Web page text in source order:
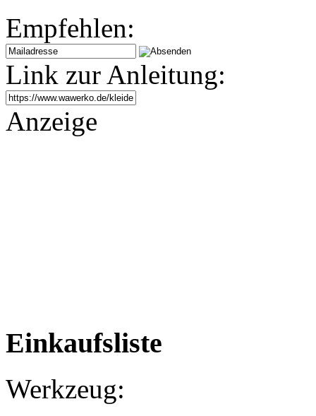
Empfehlen:
Link zur Anleitung:
Anzeige
Einkaufsliste
Werkzeug: